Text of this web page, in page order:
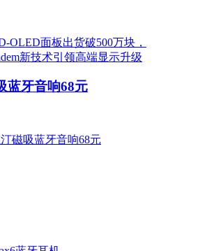
蓝牙音响68元